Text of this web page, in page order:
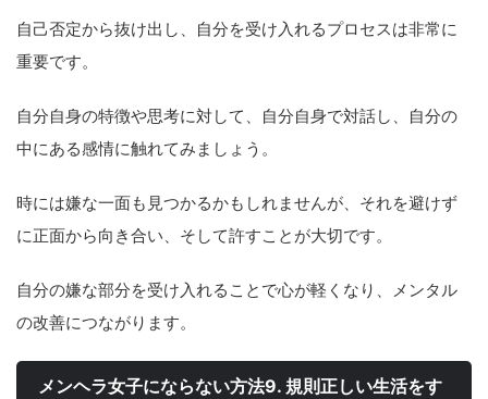
自己否定から抜け出し、自分を受け入れるプロセスは非常に
重要です。
自分自身の特徴や思考に対して、自分自身で対話し、自分の
中にある感情に触れてみましょう。
時には嫌な一面も見つかるかもしれませんが、それを避けず
に正面から向き合い、そして許すことが大切です。
自分の嫌な部分を受け入れることで心が軽くなり、メンタル
の改善につながります。
メンヘラ女子にならない方法9. 規則正しい生活をす